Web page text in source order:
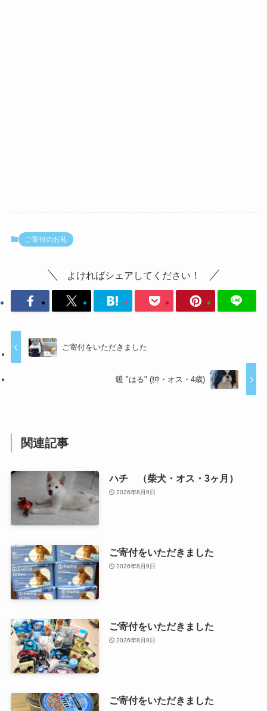
ご寄付のお礼
よければシェアしてください！
ご寄付をいただきました
暖 "はる" (狆・オス・4歳)
関連記事
ハチ （柴犬・オス・3ヶ月）
2026年8月9日
ご寄付をいただきました
2026年8月9日
ご寄付をいただきました
2026年8月8日
ご寄付をいただきました